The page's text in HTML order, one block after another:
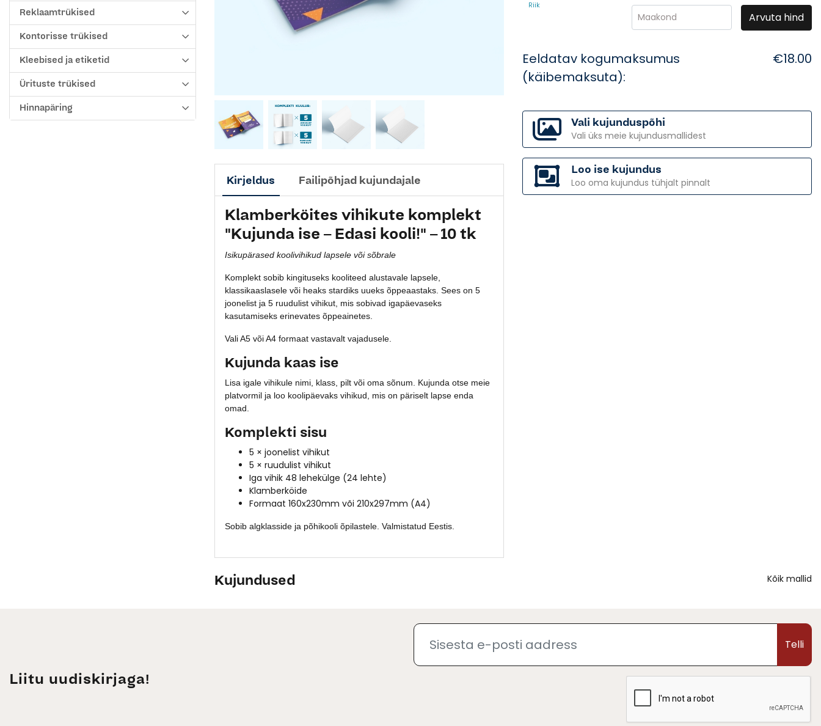
Reklaamtrükised
Kontorisse trükised
Kleebised ja etiketid
Ürituste trükised
Hinnapäring
Kirjeldus Failipõhjad kujundajale
Klamberköites vihikute komplekt
"Kujunda ise – Edasi kooli!" – 10 tk
Isikupärased koolivihikud lapsele või sõbrale
Komplekt sobib kingituseks kooliteed alustavale lapsele,
klassikaaslasele või heaks stardiks uueks õppeaastaks. Sees on 5
joonelist ja 5 ruudulist vihikut, mis sobivad igapäevaseks
kasutamiseks erinevates õppeainetes.
Vali A5 või A4 formaat vastavalt vajadusele.
Kujunda kaas ise
Lisa igale vihikule nimi, klass, pilt või oma sõnum. Kujunda otse meie
platvormil ja loo koolipäevaks vihikud, mis on päriselt lapse enda
omad.
Komplekti sisu
5 × joonelist vihikut
5 × ruudulist vihikut
Iga vihik 48 lehekülge (24 lehte)
Klamberköide
Formaat 160x230mm või 210x297mm (A4)
Sobib algklasside ja põhikooli õpilastele. Valmistatud Eestis.
Riik
Maakond Arvuta hind
Eeldatav kogumaksumus
(käibemaksuta):
€18.00
Vali kujunduspõhi
Vali üks meie kujundusmallidest
Loo ise kujundus
Loo oma kujundus tühjalt pinnalt
Kõik mallid
Kujundused
Liitu uudiskirjaga!
Telli